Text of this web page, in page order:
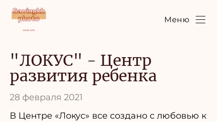
Меню
"ЛОКУС" - Центр
развития ребенка
28 февраля 2021
В Центре «Локус» все создано с любовью к